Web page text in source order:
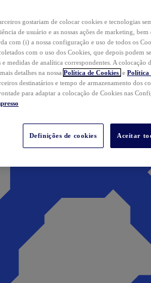
gostariam de colocar cookies e tecnologias
de usuário e as nossas ações de marketing,
com (i) a nossa configuração e uso de todos os
com o uso dos Cookies, que depois podem
e medidas de analítica correspondentes. A
detalhes na nossa Política de Cookies e Política
destinatários e tempo de armazenamento dos
para adaptar a colocação de Cookies nas
Definições de cookies Aceitar